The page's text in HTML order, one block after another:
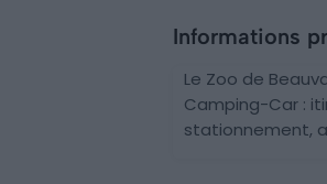
Informations
Le Zoo de
Camping-Car :
stationnement,